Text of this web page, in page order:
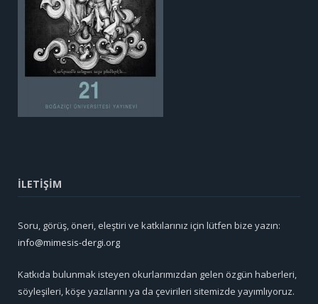
İLETİŞİM
Soru, görüş, öneri, eleştiri ve katkılarınız için lütfen bize yazın:
info@mimesis-dergi.org
Katkıda bulunmak isteyen okurlarımızdan gelen özgün haberleri,
söyleşileri, köşe yazılarını ya da çevirileri sitemizde yayımlıyoruz.